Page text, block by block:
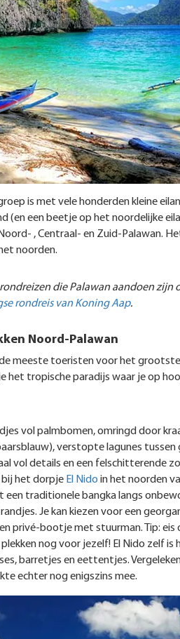
is met vele honderden kleine
(en een beetje op het noordelijke
, Centraal- en Zuid-Palawan.
noorden.
die Palawan aandoen zijn
rondreis van Koning Aap.
Noord-Palawan
meeste toeristen voor het
het tropische paradijs waar je op
vol palmbomen, omringd door
verstopte lagunes
vol details en een felschitterende
bij het dorpje El Nido in het noorden
traditionele bangka langs
Je kan kiezen voor een
privé-bootje met stuurman. Tip: eis
nog voor jezelf! El Nido zelf
barretjes en eettentjes.
echter nog enigszins mee.